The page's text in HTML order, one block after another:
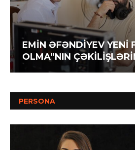
EMİN ƏFƏNDİYEV YENİ
OLMA”NIN
PERSONA